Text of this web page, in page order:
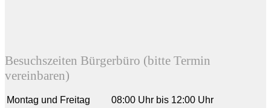
Besuchszeiten Bürgerbüro (bitte Termin
vereinbaren)
Montag und Freitag
08:00 Uhr bis 12:00 Uhr